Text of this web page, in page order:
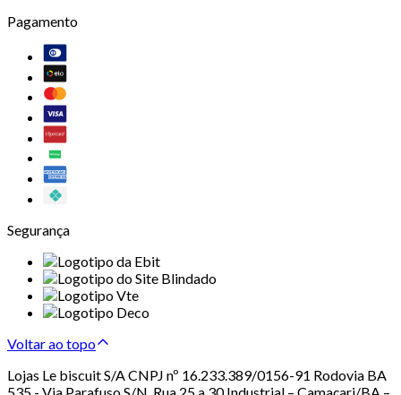
Pagamento
Segurança
Voltar ao topo
Lojas Le biscuit S/A CNPJ nº 16.233.389/0156-91 Rodovia BA
535 - Via Parafuso S/N, Rua 25 a 30 Industrial – Camaçari/BA –